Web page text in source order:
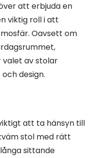
att erbjuda en
viktig roll i att
Oavsett om
av stolar
design.
att ta hänsyn till
stol med rätt
sittande